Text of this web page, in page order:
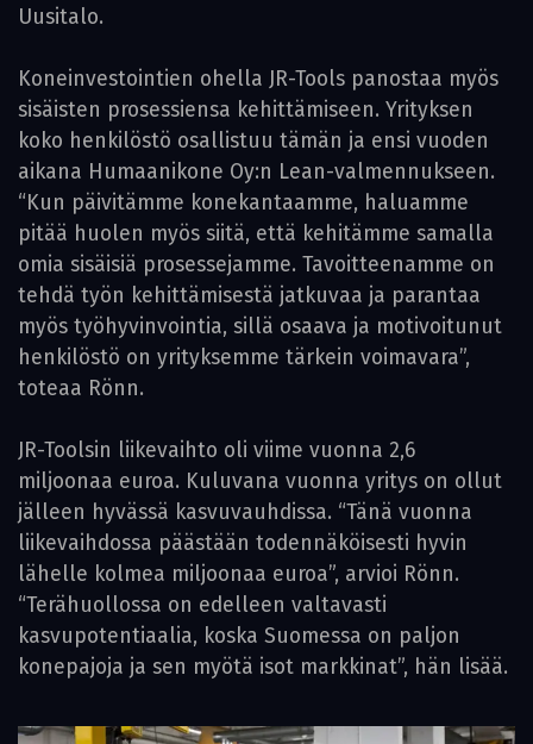
Uusitalo.
Koneinvestointien ohella JR-Tools panostaa myös
sisäisten prosessiensa kehittämiseen. Yrityksen
koko henkilöstö osallistuu tämän ja ensi vuoden
aikana Humaanikone Oy:n Lean-valmennukseen.
“Kun päivitämme konekantaamme, haluamme
pitää huolen myös siitä, että kehitämme samalla
omia sisäisiä prosessejamme. Tavoittee­namme on
tehdä työn kehittämisestä jatkuvaa ja parantaa
myös työhyvinvointia, sillä osaava ja motivoitunut
henkilöstö on yrityksemme tärkein voimavara”,
toteaa Rönn.
JR-Toolsin liikevaihto oli viime vuonna 2,6
miljoonaa euroa. Kuluvana vuonna yritys on ollut
jälleen hyvässä kasvuvauhdissa. “Tänä vuonna
liikevaihdossa päästään todennäköisesti hyvin
lähelle kolmea miljoonaa euroa”, arvioi Rönn.
“Terähuollossa on edelleen valtavasti
kasvupotentiaalia, koska Suomessa on paljon
konepajoja ja sen myötä isot markkinat”, hän lisää.